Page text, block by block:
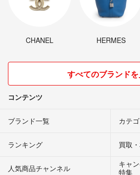
CHANEL HERMES
すべてのブランド
コンテンツ
ブランド一覧 カテ
ランキング 買取
人気商品チャンネル
キャ
特集